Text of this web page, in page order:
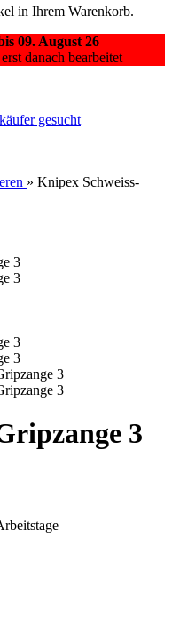
in Ihrem Warenkorb.
09. August 26
danach bearbeitet
gesucht
» Knipex Schweiss-
3